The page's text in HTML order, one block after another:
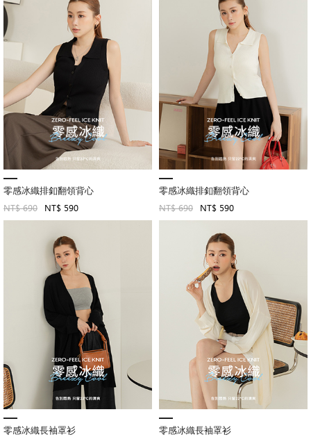
零感冰織排釦翻領背心
NT$ 690 NT$ 590
零感冰織排釦翻領背心
NT$ 690 NT$ 590
零感冰織長袖罩衫 零感冰織長袖罩衫